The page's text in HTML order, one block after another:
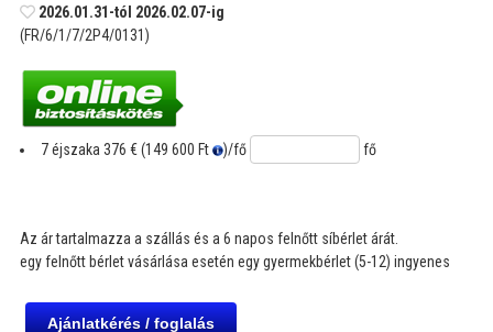
2026.01.31-tól 2026.02.07-ig
(FR/6/1/7/2P4/0131)
7 éjszaka 376 € (149 600 Ft )/fő fő
Az ár tartalmazza a szállás és a 6 napos felnőtt síbérlet árát.
egy felnőtt bérlet vásárlása esetén egy gyermekbérlet (5-12) ingyenes